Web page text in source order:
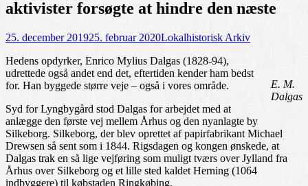
aktivister forsøgte at hindre den næste
25. december 201925. februar 2020Lokalhistorisk Arkiv
E. M.
Dalgas
Hedens opdyrker, Enrico Mylius Dalgas (1828-94),
udrettede også andet end det, eftertiden kender ham bedst
for. Han byggede større veje – også i vores område.
Syd for Lyngbygård stod Dalgas for arbejdet med at
anlægge den første vej mellem Århus og den nyanlagte by
Silkeborg. Silkeborg, der blev oprettet af papirfabrikant Michael
Drewsen så sent som i 1844. Rigsdagen og kongen ønskede, at
Dalgas trak en så lige vejføring som muligt tværs over Jylland fra
Århus over Silkeborg og et lille sted kaldet Herning (1064
indbyggere) til købstaden Ringkøbing.